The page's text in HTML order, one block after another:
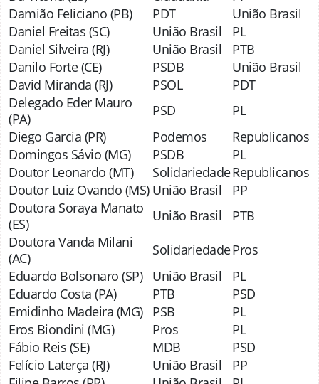
Damião Feliciano (PB)
PDT
União Brasil
Daniel Freitas (SC)
União Brasil
PL
Daniel Silveira (RJ)
União Brasil
PTB
Danilo Forte (CE)
PSDB
União Brasil
David Miranda (RJ)
PSOL
PDT
Delegado Eder Mauro
(PA)
PSD
PL
Diego Garcia (PR)
Podemos
Republicanos
Domingos Sávio (MG)
PSDB
PL
Doutor Leonardo (MT)
SolidariedadeRepublicanos
Doutor Luiz Ovando (MS) União Brasil
PP
Doutora Soraya Manato
(ES)
União Brasil
PTB
Doutora Vanda Milani
(AC)
SolidariedadePros
Eduardo Bolsonaro (SP)
União Brasil
PL
Eduardo Costa (PA)
PTB
PSD
Emidinho Madeira (MG)
PSB
PL
Eros Biondini (MG)
Pros
PL
Fábio Reis (SE)
MDB
PSD
Felício Laterça (RJ)
União Brasil
PP